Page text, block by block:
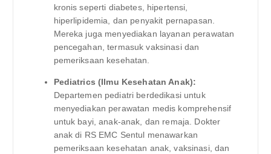
kronis seperti diabetes, hipertensi,
hiperlipidemia, dan penyakit pernapasan.
Mereka juga menyediakan layanan perawatan
pencegahan, termasuk vaksinasi dan
pemeriksaan kesehatan.
Pediatrics (Ilmu Kesehatan Anak):
Departemen pediatri berdedikasi untuk
menyediakan perawatan medis komprehensif
untuk bayi, anak-anak, dan remaja. Dokter
anak di RS EMC Sentul menawarkan
pemeriksaan kesehatan anak, vaksinasi, dan